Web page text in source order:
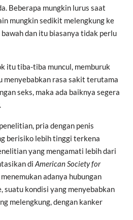
Beberapa mungkin lurus saat
mungkin sedikit melengkung ke
dan itu biasanya tidak perlu
itu tiba-tiba muncul, memburuk
menyebabkan rasa sakit terutama
seks, maka ada baiknya segera
pria dengan penis
berisiko lebih tinggi terkena
yang mengamati lebih dari
di American Society for
adanya hubungan
suatu kondisi yang menyebabkan
melengkung, dengan kanker